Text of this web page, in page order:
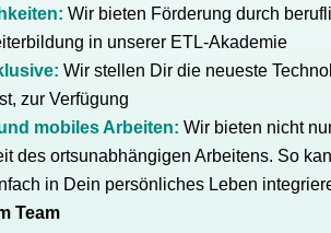
Wir bieten Förderung durch
in unserer ETL-Akademie
Wir stellen Dir die neueste
zur Verfügung
mobiles Arbeiten: Wir bieten nicht
des ortsunabhängigen Arbeitens. So
in Dein persönliches Leben
Team